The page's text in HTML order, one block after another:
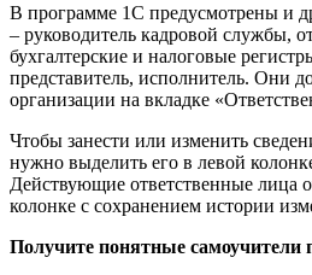
В программе 1С предусмотрены и
– руководитель кадровой службы,
бухгалтерские и налоговые
представитель, исполнитель. Они
организации на вкладке
Чтобы занести или изменить
нужно выделить его в левой
Действующие ответственные лица
колонке с сохранением истории
Получите понятные самоучители